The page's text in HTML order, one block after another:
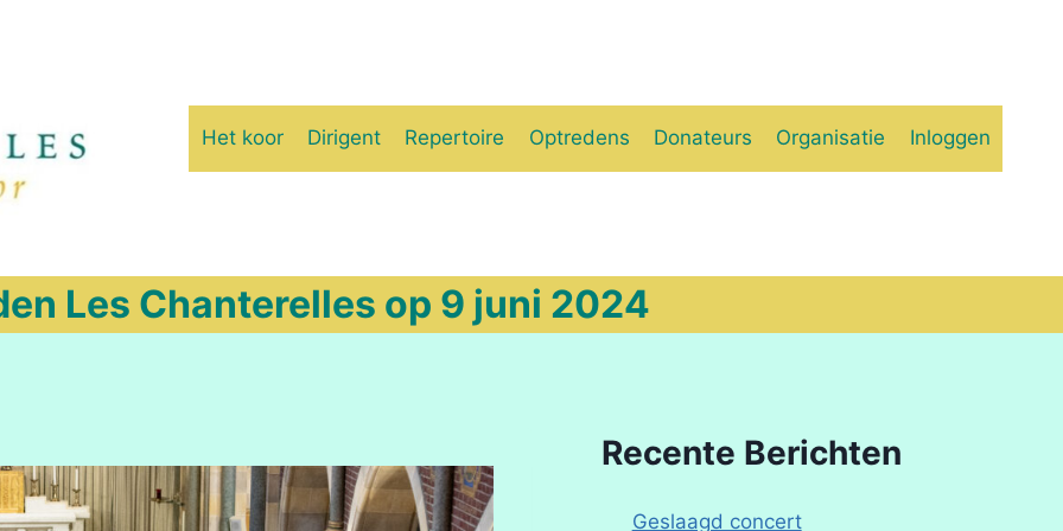
Het koor Dirigent Repertoire Optredens Donateurs Organisatie Inloggen
Les Chanterelles op 9 juni 2024
Recente Berichten
Geslaagd concert